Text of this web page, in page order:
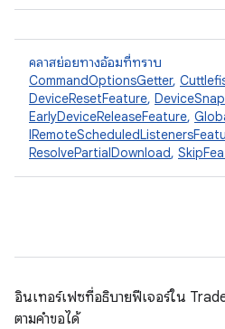
คลาสย่อยทางอ้อมที่ทราบ
CommandOptionsGetter,
DeviceResetFeature,
EarlyDeviceReleaseFeature,
ResolvePartialDownload,
อินเทอร์เฟซที่อธิบายฟีเจอร์ใน
ตามคำขอได้